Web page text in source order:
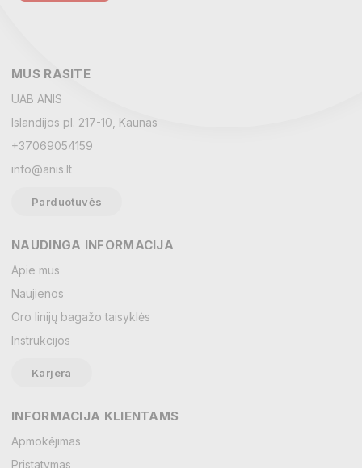
El. paštas
Žinutė
MUS RASITE
UAB ANIS
Islandijos pl. 217-10, Kaunas
+37069054159
info@anis.lt
Parduotuvės
NAUDINGA INFORMACIJA
Apie mus
Naujienos
Oro linijų bagažo taisyklės
Instrukcijos
Karjera
INFORMACIJA KLIENTAMS
Apmokėjimas
Pristatymas